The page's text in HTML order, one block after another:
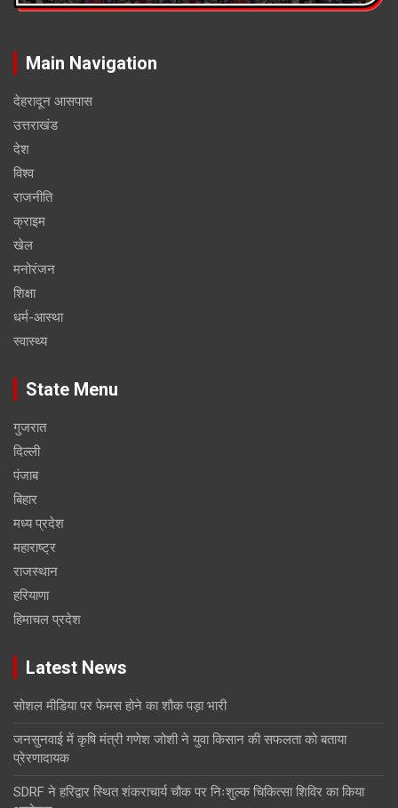
Main Navigation
देहरादून आसपास
उत्तराखंड
देश
विश्व
राजनीति
क्राइम
खेल
मनोरंजन
शिक्षा
धर्म-आस्था
स्वास्थ्य
State Menu
गुजरात
दिल्ली
पंजाब
बिहार
मध्य प्रदेश
महाराष्ट्र
राजस्थान
हरियाणा
हिमाचल प्रदेश
Latest News
सोशल मीडिया पर फेमस होने का शौक पड़ा भारी
जनसुनवाई में कृषि मंत्री गणेश जोशी ने युवा किसान की सफलता को बताया
प्रेरणादायक
SDRF ने हरिद्वार स्थित शंकराचार्य चौक पर निःशुल्क चिकित्सा शिविर का किया